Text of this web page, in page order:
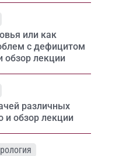
или как
с дефицитом
обзор лекции
различных
и обзор лекции